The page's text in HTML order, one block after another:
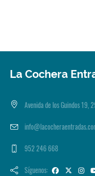
La Cochera
Avenida de los Guindos 19,
952 246 668
Síguenos: